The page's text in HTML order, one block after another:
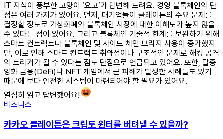
IT 지식이 풍부한 고양이 ‘요고’가 답변해 드려요. 경영 블록체인의 단
점은 여러 가지가 있어요. 먼저, 대기업들이 클레이튼의 주요 문제를
결정할 정도로 가상화폐와 블록체인 시장에 대한 이해도가 높지 않을
수 있다는 점이 있어요. 그리고 블록체인 기술적 한계를 보완하기 위해
스마트 컨트랙트나 블록체인 및 사이드 체인 브리지 사용이 증가했지
만, 이로 인해 스마트 컨트랙트 취약점이나 구조적인 문제로 해킹 공격
의 트리거가 될 수 있다는 점도 단점으로 언급되고 있어요. 또한, 탈중
앙화 금융(DeFi)나 NFT 게임에서 큰 피해가 발생한 사례들도 있기
때문에 보다 안전한 시스템이 마련되어야 할 필요가 있어요.
열심히 읽고 답변했어요!
비즈니스
카카오 클레이튼은 크립토 윈터를 버텨낼 수 있을까?